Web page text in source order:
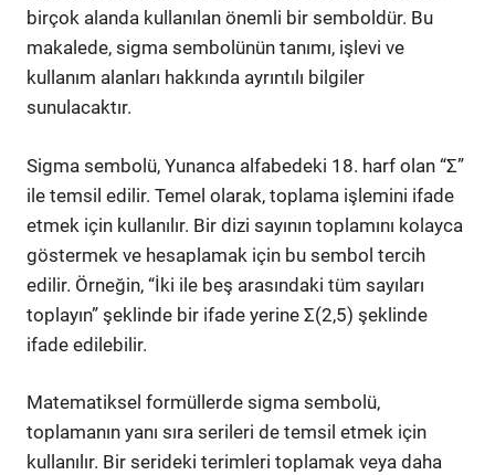
birçok alanda kullanılan önemli bir semboldür. Bu
makalede, sigma sembolünün tanımı, işlevi ve
kullanım alanları hakkında ayrıntılı bilgiler
sunulacaktır.
Sigma sembolü, Yunanca alfabedeki 18. harf olan “Σ”
ile temsil edilir. Temel olarak, toplama işlemini ifade
etmek için kullanılır. Bir dizi sayının toplamını kolayca
göstermek ve hesaplamak için bu sembol tercih
edilir. Örneğin, “İki ile beş arasındaki tüm sayıları
toplayın” şeklinde bir ifade yerine Σ(2,5) şeklinde
ifade edilebilir.
Matematiksel formüllerde sigma sembolü,
toplamanın yanı sıra serileri de temsil etmek için
kullanılır. Bir serideki terimleri toplamak veya daha